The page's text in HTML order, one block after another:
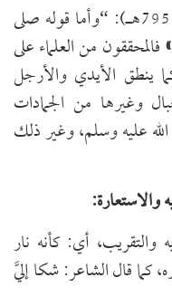
ويقول الحافظ ابن رجب الحنبلي (ت 795هـ): “وأما قوله صلى
فالمحققون من العلماء على
ينطق الأيدي والأرجل
وغيرها من الجمادات
عليه وسلم، وغير ذلك
والاستعارة:
أي: كأنه نار
كما قال الشاعر: شكا إليَّ